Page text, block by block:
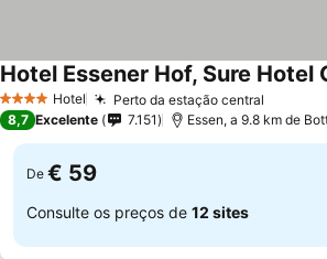
4 EstrelasHotel Perto da estação central
Ver preços
8,7 Excelente 7.151 Essen, a 9.8 km de
De € 59
Consulte os preços de 12 sites